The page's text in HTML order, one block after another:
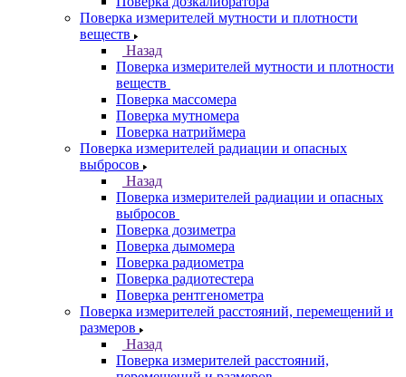
Поверка измерителей мутности и плотности
веществ
Назад
Поверка измерителей мутности и плотности
веществ
Поверка массомера
Поверка мутномера
Поверка натриймера
Поверка измерителей радиации и опасных
выбросов
Назад
Поверка измерителей радиации и опасных
выбросов
Поверка дозиметра
Поверка дымомера
Поверка радиометра
Поверка радиотестера
Поверка рентгенометра
Поверка измерителей расстояний, перемещений и
размеров
Назад
Поверка измерителей расстояний,